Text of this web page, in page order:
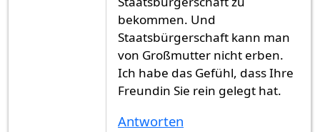
bekommen. Und
Staatsbürgerschaft kann man
von Großmutter nicht erben.
Ich habe das Gefühl, dass Ihre
Freundin Sie rein gelegt hat.
Antworten